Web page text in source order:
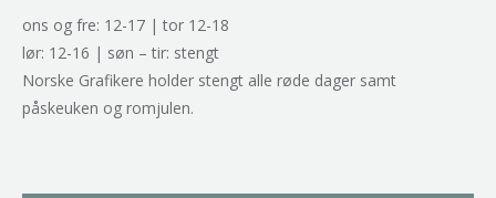
ons og fre: 12-17 | tor 12-18
lør: 12-16 | søn – tir: stengt
Norske Grafikere holder stengt alle røde dager samt
påskeuken og romjulen.